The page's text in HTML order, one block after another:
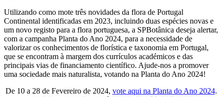
Utilizando como mote três novidades da flora de Portugal
Continental identificadas em 2023, incluindo duas espécies novas e
um novo registo para a flora portuguesa, a SPBotânica deseja alertar,
com a campanha Planta do Ano 2024, para a necessidade de
valorizar os conhecimentos de florística e taxonomia em Portugal,
que se encontram à margem dos currículos académicos e das
principais vias de financiamento científico. Ajude-nos a promover
uma sociedade mais naturalista, votando na Planta do Ano 2024!
De 10 a 28 de Fevereiro de 2024, vote aqui na Planta do Ano 2024.